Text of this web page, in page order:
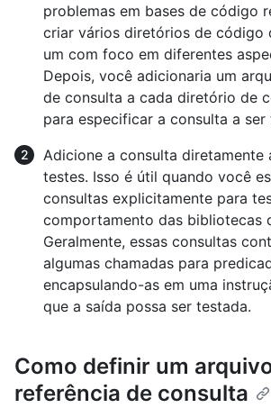
problemas em bases de código
criar vários diretórios de código
um com foco em diferentes
Depois, você adicionaria um
de consulta a cada diretório de
para especificar a consulta a ser
Adicione a consulta diretamente
testes. Isso é útil quando você
consultas explicitamente para
comportamento das bibliotecas
Geralmente, essas consultas
algumas chamadas para
encapsulando-as em uma
que a saída possa ser testada.
Como definir um
referência de consulta